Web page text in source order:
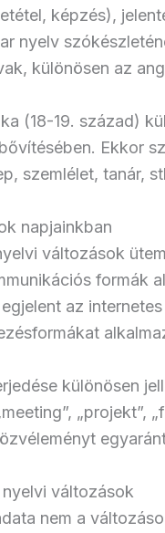
képzés),
nyelv
különösen az
(18-19. század)
Ekkor
szemlélet, tanár,
napjainkban
változások
formák
az
különösen
„projekt”,
változások
nem a